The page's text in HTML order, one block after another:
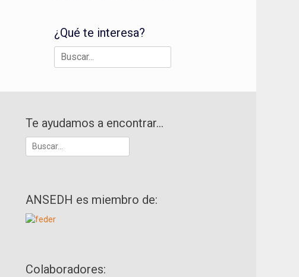
¿Qué te interesa?
Buscar:
Te ayudamos a encontrar…
Buscar:
ANSEDH es miembro de:
Colaboradores: